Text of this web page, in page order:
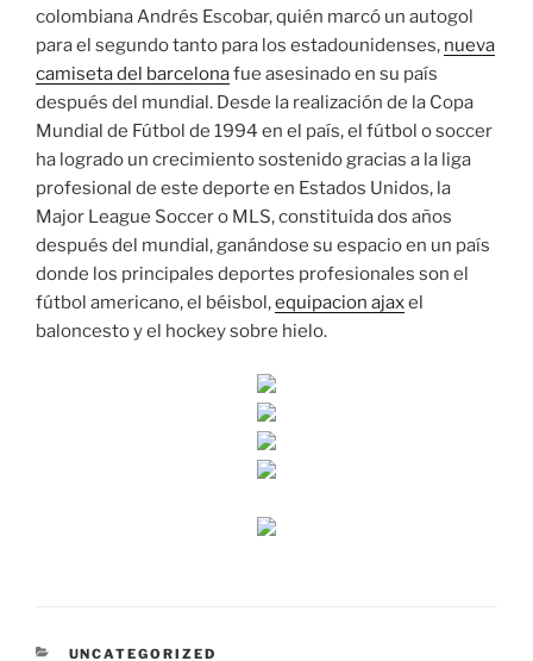
colombiana Andrés Escobar, quién marcó un autogol
para el segundo tanto para los estadounidenses, nueva
camiseta del barcelonafue asesinado en su país
después del mundial. Desde la realización de la Copa
Mundial de Fútbol de 1994 en el país, el fútbol o soccer
ha logrado un crecimiento sostenido gracias a la liga
profesional de este deporte en Estados Unidos, la
Major League Soccer o MLS, constituida dos años
después del mundial, ganándose su espacio en un país
donde los principales deportes profesionales son el
fútbol americano, el béisbol,equipacion ajaxel
baloncesto y el hockey sobre hielo.
CATEGORÍAS
UNCATEGORIZED